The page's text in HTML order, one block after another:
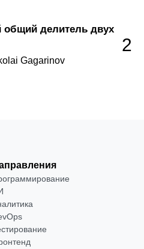
общий делитель двух
Gagarinov
2